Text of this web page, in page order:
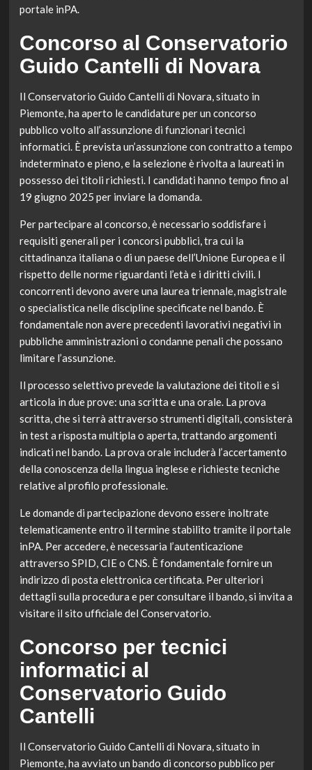
portale inPA.
Concorso al Conservatorio
Guido Cantelli di Novara
Il Conservatorio Guido Cantelli di Novara, situato in
Piemonte, ha aperto le candidature per un concorso
pubblico volto all’assunzione di funzionari tecnici
informatici. È prevista un’assunzione con contratto a tempo
indeterminato e pieno, e la selezione è rivolta a laureati in
possesso dei titoli richiesti. I candidati hanno tempo fino al
19 giugno 2025 per inviare la domanda.
Per partecipare al concorso, è necessario soddisfare i
requisiti generali per i concorsi pubblici, tra cui la
cittadinanza italiana o di un paese dell’Unione Europea e il
rispetto delle norme riguardanti l’età e i diritti civili. I
concorrenti devono avere una laurea triennale, magistrale
o specialistica nelle discipline specificate nel bando. È
fondamentale non avere precedenti lavorativi negativi in
pubbliche amministrazioni o condanne penali che possano
limitare l’assunzione.
Il processo selettivo prevede la valutazione dei titoli e si
articola in due prove: una scritta e una orale. La prova
scritta, che si terrà attraverso strumenti digitali, consisterà
in test a risposta multipla o aperta, trattando argomenti
indicati nel bando. La prova orale includerà l’accertamento
della conoscenza della lingua inglese e richieste tecniche
relative al profilo professionale.
Le domande di partecipazione devono essere inoltrate
telematicamente entro il termine stabilito tramite il portale
inPA. Per accedere, è necessaria l’autenticazione
attraverso SPID, CIE o CNS. È fondamentale fornire un
indirizzo di posta elettronica certificata. Per ulteriori
dettagli sulla procedura e per consultare il bando, si invita a
visitare il sito ufficiale del Conservatorio.
Concorso per tecnici
informatici al
Conservatorio Guido
Cantelli
Il Conservatorio Guido Cantelli di Novara, situato in
Piemonte, ha avviato un bando di concorso pubblico per